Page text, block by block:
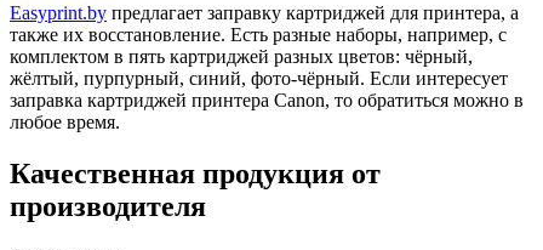
Easyprint.by предлагает заправку картриджей для принтера, а
также их восстановление. Есть разные наборы, например, с
комплектом в пять картриджей разных цветов: чёрный,
жёлтый, пурпурный, синий, фото-чёрный. Если интересует
заправка картриджей принтера Canon, то обратиться можно в
любое время.
Качественная продукция от
производителя